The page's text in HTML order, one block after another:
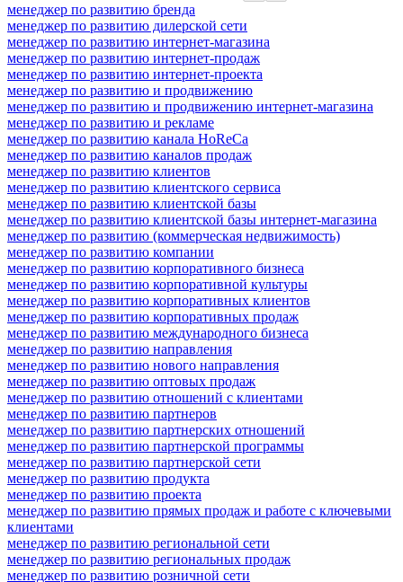
менеджер по развитию бренда
менеджер по развитию дилерской сети
менеджер по развитию интернет-магазина
менеджер по развитию интернет-продаж
менеджер по развитию интернет-проекта
менеджер по развитию и продвижению
менеджер по развитию и продвижению интернет-магазина
менеджер по развитию и рекламе
менеджер по развитию канала HoReCa
менеджер по развитию каналов продаж
менеджер по развитию клиентов
менеджер по развитию клиентского сервиса
менеджер по развитию клиентской базы
менеджер по развитию клиентской базы интернет-магазина
менеджер по развитию (коммерческая недвижимость)
менеджер по развитию компании
менеджер по развитию корпоративного бизнеса
менеджер по развитию корпоративной культуры
менеджер по развитию корпоративных клиентов
менеджер по развитию корпоративных продаж
менеджер по развитию международного бизнеса
менеджер по развитию направления
менеджер по развитию нового направления
менеджер по развитию оптовых продаж
менеджер по развитию отношений с клиентами
менеджер по развитию партнеров
менеджер по развитию партнерских отношений
менеджер по развитию партнерской программы
менеджер по развитию партнерской сети
менеджер по развитию продукта
менеджер по развитию проекта
менеджер по развитию прямых продаж и работе с ключевыми
клиентами
менеджер по развитию региональной сети
менеджер по развитию региональных продаж
менеджер по развитию розничной сети